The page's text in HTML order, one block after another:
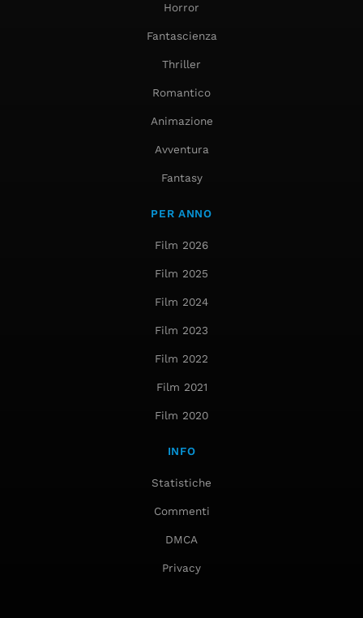
Horror
Fantascienza
Thriller
Romantico
Animazione
Avventura
Fantasy
PER ANNO
Film 2026
Film 2025
Film 2024
Film 2023
Film 2022
Film 2021
Film 2020
INFO
Statistiche
Commenti
DMCA
Privacy